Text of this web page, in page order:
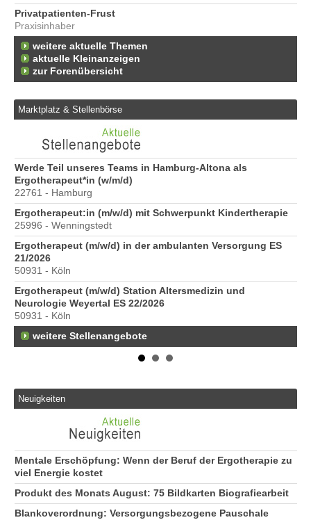
Privatpatienten-Frust
Praxisinhaber
weitere aktuelle Themen
aktuelle Kleinanzeigen
zur Forenübersicht
Marktplatz & Stellenbörse
Werde Teil unseres Teams in Hamburg-Altona als
Ergotherapeut*in (w/m/d)
22761 - Hamburg
Ergotherapeut:in (m/w/d) mit Schwerpunkt Kindertherapie
25996 - Wenningstedt
Ergotherapeut (m/w/d) in der ambulanten Versorgung ES
21/2026
50931 - Köln
Ergotherapeut (m/w/d) Station Altersmedizin und
Neurologie Weyertal ES 22/2026
50931 - Köln
weitere Stellenangebote
Neuigkeiten
Mentale Erschöpfung: Wenn der Beruf der Ergotherapie zu
viel Energie kostet
Produkt des Monats August: 75 Bildkarten Biografiearbeit
Blankoverordnung: Versorgungsbezogene Pauschale